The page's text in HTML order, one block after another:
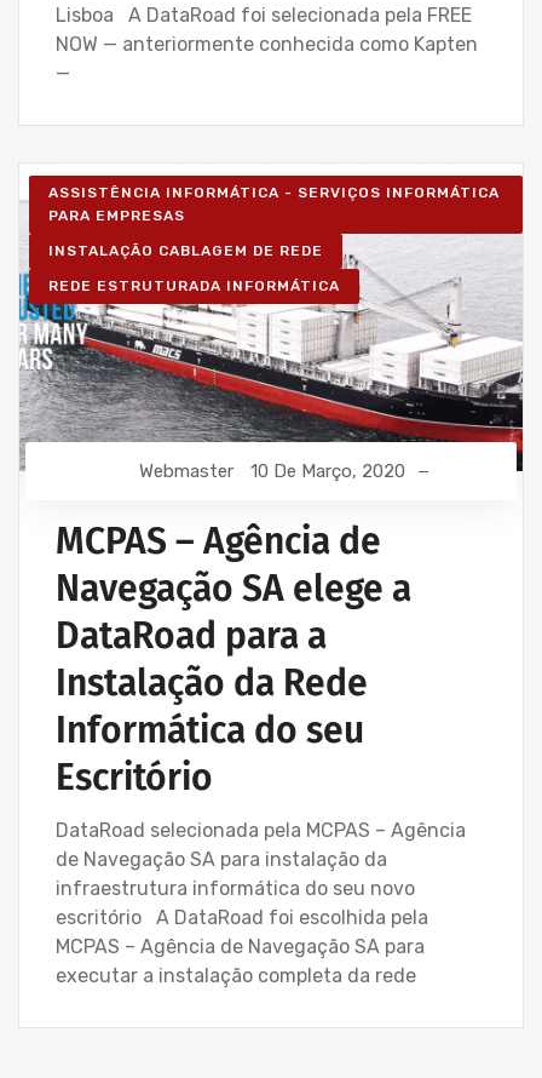
Lisboa A DataRoad foi selecionada pela FREE
NOW — anteriormente conhecida como Kapten
—
ASSISTÊNCIA INFORMÁTICA - SERVIÇOS INFORMÁTICA
PARA EMPRESAS
INSTALAÇÃO CABLAGEM DE REDE
REDE ESTRUTURADA INFORMÁTICA
Webmaster 10 De Março, 2020
MCPAS – Agência de
Navegação SA elege a
DataRoad para a
Instalação da Rede
Informática do seu
Escritório
DataRoad selecionada pela MCPAS – Agência
de Navegação SA para instalação da
infraestrutura informática do seu novo
escritório A DataRoad foi escolhida pela
MCPAS – Agência de Navegação SA para
executar a instalação completa da rede